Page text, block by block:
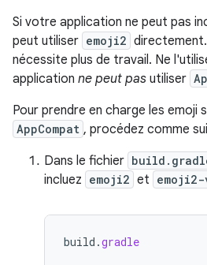
Si votre application ne peut pas
peut utiliser emoji2
nécessite plus de travail. Ne
application ne peut pas utiliser
Pour prendre en charge les emoji
AppCompat , procédez comme
Dans le fichier
incluez emoji2 et emoji2-
build .gradle